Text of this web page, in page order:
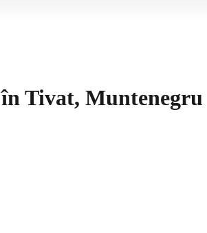
Tivat, Muntenegru